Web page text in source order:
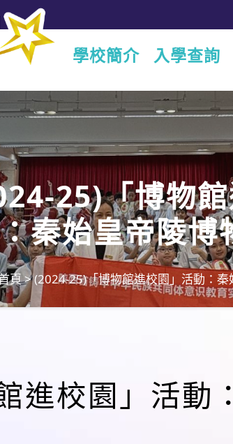
學校簡介 入學查詢
25)「博物
秦始皇帝陵博
日)
頁>(2024-25)「博物館進校園」活動：
進校園」活動